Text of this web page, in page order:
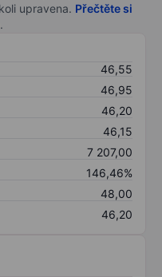
upravena. Přečtěte si
.
46,55
46,95
46,20
46,15
7 207,00
146,46%
48,00
46,20